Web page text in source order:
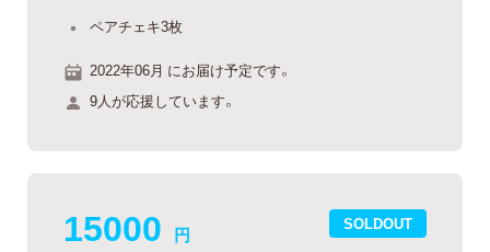
ペアチェキ3枚
2022年06月 にお届け予定です。
9人が応援しています。
SOLDOUT
15000 円